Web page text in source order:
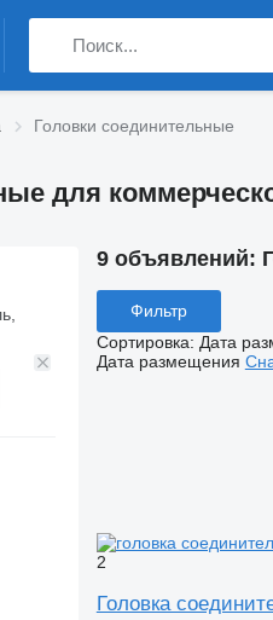
Головки соединительные
для
9 объявлений:
Фильтр
Сортировка: Дата
Дата размещения
2
Головка